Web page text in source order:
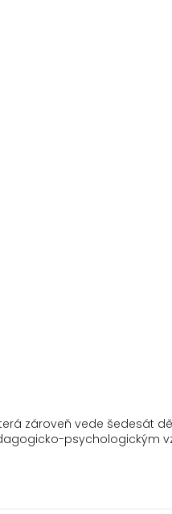
zároveň vede šedesát
psychologickým